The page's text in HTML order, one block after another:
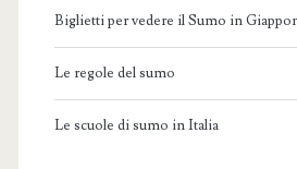
Biglietti per vedere il Sumo in
Le regole del sumo
Le scuole di sumo in Italia